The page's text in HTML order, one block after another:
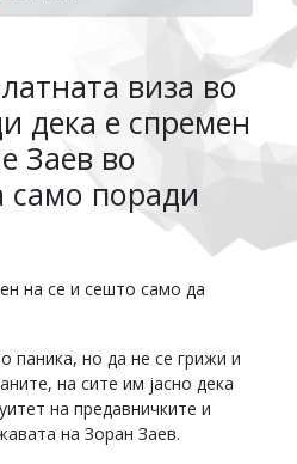
виза во
дека е спремен
Заев во
само поради
на се и сешто само да
паника, но да не се грижи и
на сите им јасно дека
на предавничките и
на Зоран Заев.